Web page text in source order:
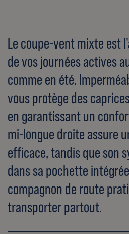
Le coupe-vent mixte est
de vos journées actives
comme en été.
vous protège des
en garantissant un
mi-longue droite assure
efficace, tandis que son
dans sa pochette
compagnon de route
transporter partout.